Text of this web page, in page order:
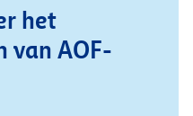
het
van AOF-